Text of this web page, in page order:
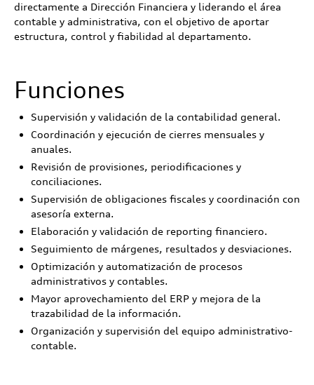
directamente a Dirección Financiera y liderando el área
contable y administrativa, con el objetivo de aportar
estructura, control y fiabilidad al departamento.
Funciones
Supervisión y validación de la contabilidad general.
Coordinación y ejecución de cierres mensuales y
anuales.
Revisión de provisiones, periodificaciones y
conciliaciones.
Supervisión de obligaciones fiscales y coordinación con
asesoría externa.
Elaboración y validación de reporting financiero.
Seguimiento de márgenes, resultados y desviaciones.
Optimización y automatización de procesos
administrativos y contables.
Mayor aprovechamiento del ERP y mejora de la
trazabilidad de la información.
Organización y supervisión del equipo administrativo-
contable.